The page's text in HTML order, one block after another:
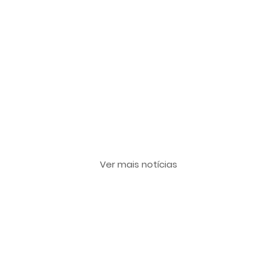
Ver mais notícias